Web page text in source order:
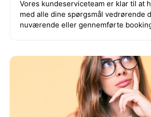
Vores kundeserviceteam er klar til at
med alle dine spørgsmål vedrørende
nuværende eller gennemførte